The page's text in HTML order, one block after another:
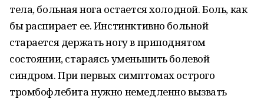
тела, больная нога остается холодной. Боль, как
бы распирает ее. Инстинктивно больной
старается держать ногу в приподнятом
состоянии, стараясь уменьшить болевой
синдром. При первых симптомах острого
тромбофлебита нужно немедленно вызвать